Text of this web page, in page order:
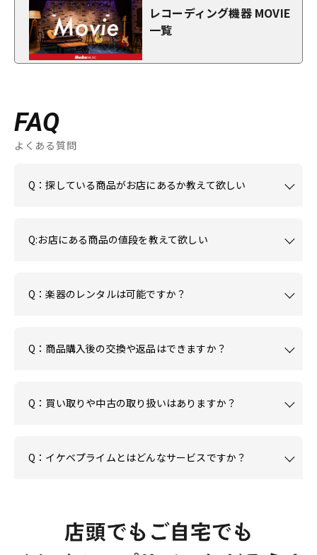
レコーディング機器 MOVIE
一覧
FAQ
よくある質問
Q：探している商品がお店にあるか教えて欲しい
Q:お店にある商品の値段を教えて欲しい
Q：楽器のレンタルは可能ですか？
Q：商品購入後の交換や返品はできますか？
Q：買い取りや中古の取り扱いはありますか？
Q：イケベプライムとはどんなサービスですか？